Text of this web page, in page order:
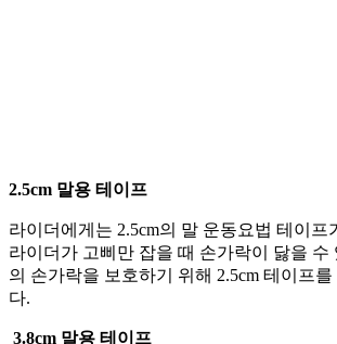
2.5cm 말용 테이프
라이더에게는 2.5cm의 말 운동요법 테이프
라이더가 고삐만 잡을 때 손가락이 닳을 수
의 손가락을 보호하기 위해 2.5cm 테이프를
다.
3.8cm 말용 테이프